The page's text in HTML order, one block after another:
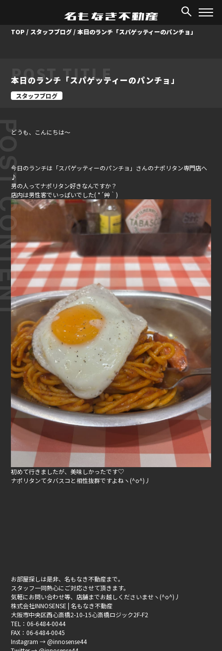
TOP / スタッフブログ /本日のランチ「スパゲッティーのパンチョ」
POST TITLE
本日のランチ「スパゲッティーのパンチョ」
スタッフブログ
どうも、こんにちは～
今日のランチは「スパゲッティーのパンチョ」さんのナポリタン専門店へ
♪
男の人ってナポリタン好きなんですか？
店内は男性客でいっぱいでした( *´艸｀)
初めて行きましたが、美味しかったです♡
ナポリタンてタバスコと相性抜群ですよねヽ(^o^)丿
お部屋探しは是非、名もなき不動産まで。
スタッフ一同熱心にご対応させて頂きます。
気軽にお問い合わせ等、店舗までお越しくださいませヽ(^o^)丿
株式会社INNOSENSE | 名もなき不動産
大阪市中央区西心斎橋2-10-15心斎橋ロジック2F-F2
TEL：06-6484-0044
FAX：06-6484-0045
Instagram → @innosense44